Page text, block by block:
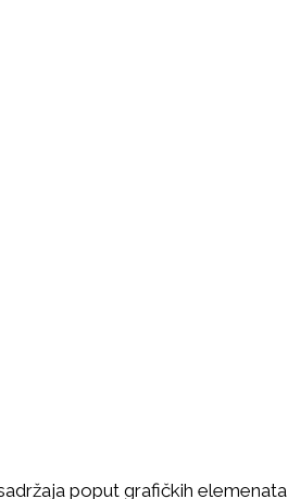
poput grafičkih elemenata,